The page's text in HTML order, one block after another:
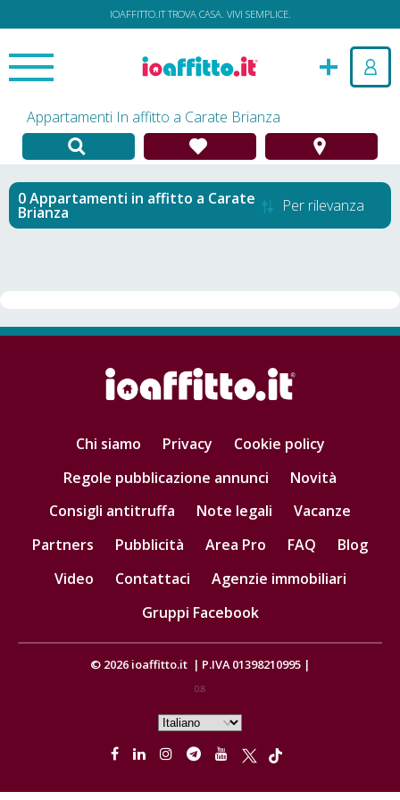
IOAFFITTO.IT TROVA CASA. VIVI SEMPLICE.
Appartamenti In affitto a Carate Brianza
Appartamenti in affitto a Carate
Brianza Per rilevanza
Chi siamo Privacy
Cookie policy
Regole pubblicazione annunci
Novità
Consigli antitruffa
Note legali
Vacanze
Partners
Pubblicità Area Pro FAQ
Blog
Video
Contattaci
Agenzie immobiliari
Gruppi Facebook
© 2026 ioaffitto.it | P.IVA 01398210995 |
0.8